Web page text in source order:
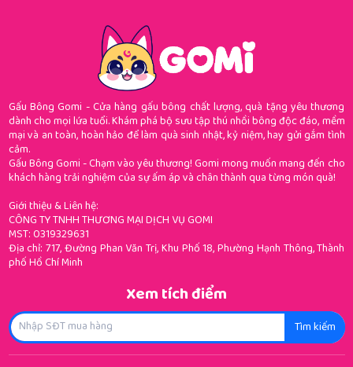
Gấu Bông Gomi - Cửa hàng gấu bông chất lượng, quà tặng yêu thương
dành cho mọi lứa tuổi. Khám phá bộ sưu tập thú nhồi bông độc đáo, mềm
mại và an toàn, hoàn hảo để làm quà sinh nhật, kỷ niệm, hay gửi gắm tình
cảm.
Gấu Bông Gomi - Chạm vào yêu thương! Gomi mong muốn mang đến cho
khách hàng trải nghiệm của sự ấm áp và chân thành qua từng món quà!
Giới thiệu & Liên hệ:
CÔNG TY TNHH THƯƠNG MẠI DỊCH VỤ GOMI
MST: 0319329631
Địa chỉ: 717, Đường Phan Văn Trị, Khu Phố 18, Phường Hạnh Thông, Thành
phố Hồ Chí Minh
Xem tích điểm
Tìm kiếm